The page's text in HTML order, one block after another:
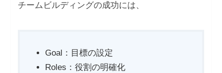
チームビルディングの成功には、
Goal：目標の設定
Roles：役割の明確化